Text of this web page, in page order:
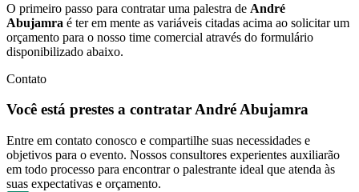
O primeiro passo para contratar uma palestra de André
Abujamra é ter em mente as variáveis citadas acima ao solicitar um
orçamento para o nosso time comercial através do formulário
disponibilizado abaixo.
Contato
Você está prestes a contratar André Abujamra
Entre em contato conosco e compartilhe suas necessidades e
objetivos para o evento. Nossos consultores experientes auxiliarão
em todo processo para encontrar o palestrante ideal que atenda às
suas expectativas e orçamento.